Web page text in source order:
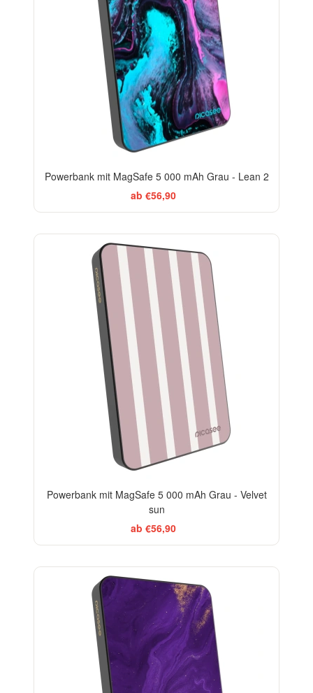
Powerbank mit MagSafe 5 000 mAh Grau - Lean 2
ab €56,90
Powerbank mit MagSafe 5 000 mAh Grau - Velvet
sun
ab €56,90